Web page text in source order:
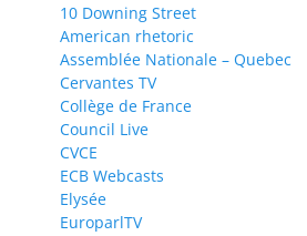
10 Downing Street
American rhetoric
Assemblée Nationale – Quebec
Cervantes TV
Collège de France
Council Live
CVCE
ECB Webcasts
Elysée
EuroparlTV